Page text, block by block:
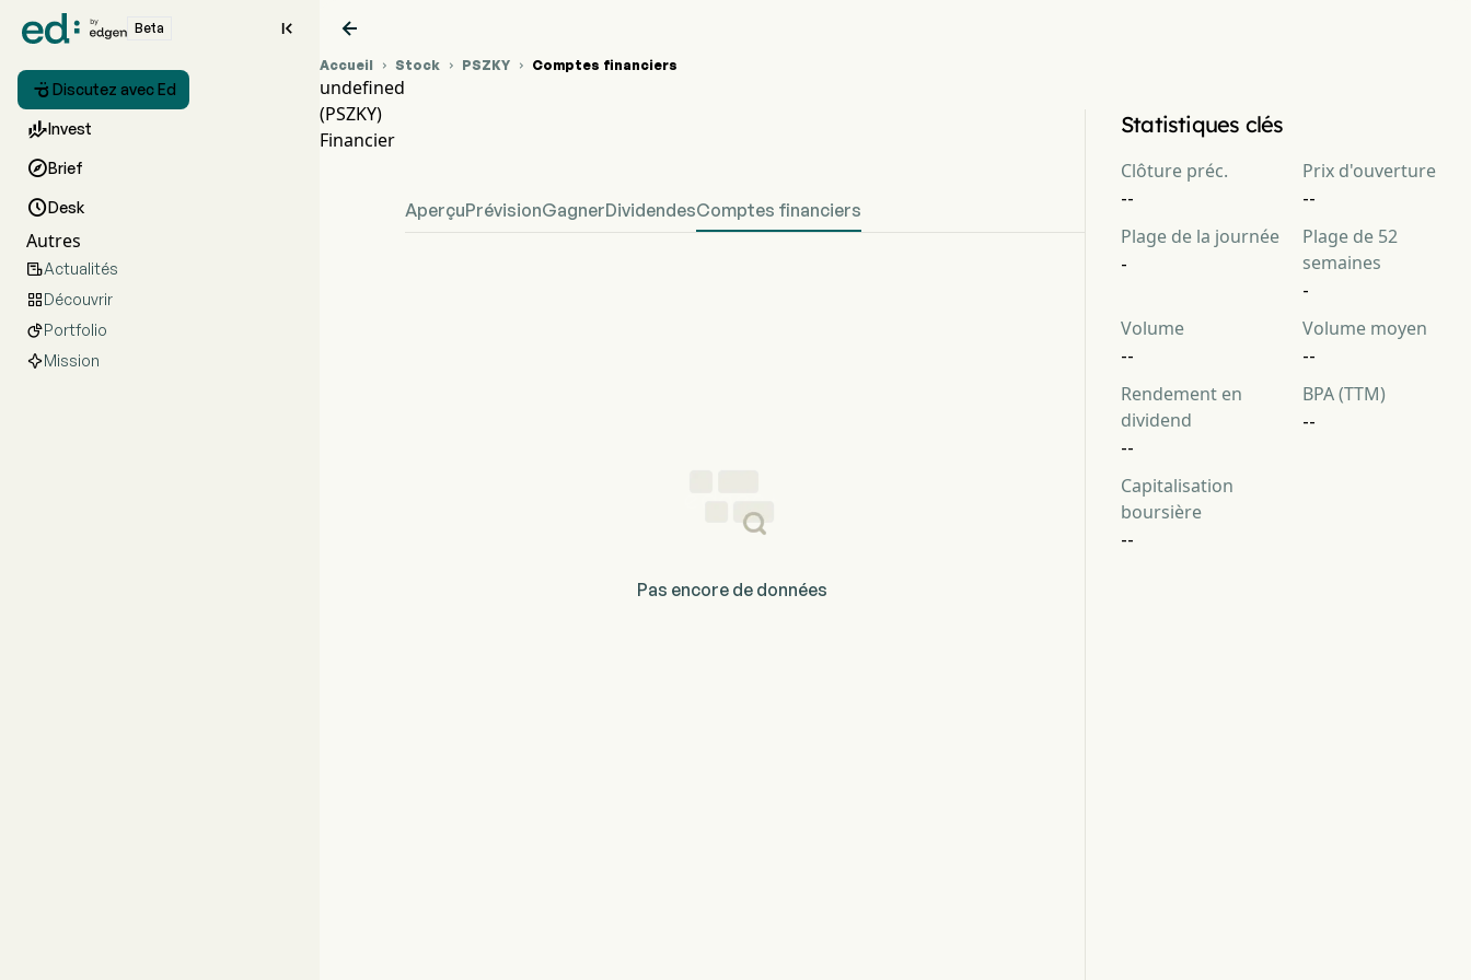
Beta 
 Discutez avec Ed
Invest
Brief
Desk
Autres
Actualités
Découvrir
Portfolio
Mission

Accueil  Stock  PSZKY  Comptes financiers
undefined
(PSZKY)
Financier
AperçuPrévisionGagnerDividendesComptes financiers
Pas encore de données
Statistiques clés
Clôture préc.
--
Prix d'ouverture
--
Plage de la journée
-
Plage de 52
semaines
-
Volume
--
Volume moyen
--
Rendement en
dividend
--
BPA (TTM)
--
Capitalisation
boursière
--